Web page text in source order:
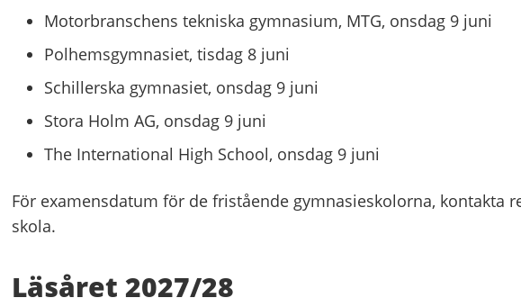
Motorbranschens tekniska gymnasium, MTG, onsdag 9 juni
Polhemsgymnasiet, tisdag 8 juni
Schillerska gymnasiet, onsdag 9 juni
Stora Holm AG, onsdag 9 juni
The International High School, onsdag 9 juni
För examensdatum för de fristående gymnasieskolorna, kontakta
skola.
Läsåret 2027/28